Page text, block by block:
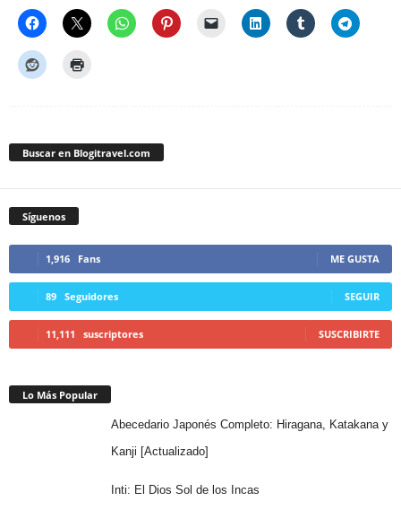
Buscar en Blogitravel.com
Síguenos
1,916 Fans ME GUSTA
89 Seguidores SEGUIR
11,111 suscriptores SUSCRIBIRTE
Lo Más Popular
Abecedario Japonés Completo: Hiragana, Katakana y
Kanji [Actualizado]
Inti: El Dios Sol de los Incas